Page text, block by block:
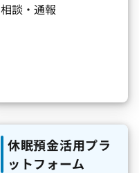
相談・通報
休眠預金活用プラ
ットフォーム